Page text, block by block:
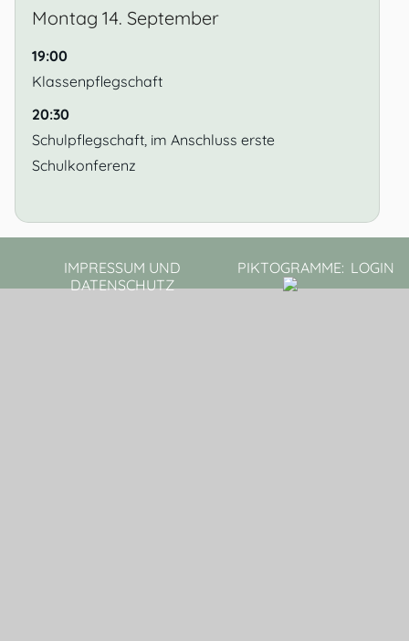
Montag 14. September
19:00
Klassenpflegschaft
20:30
Schulpflegschaft, im Anschluss erste
Schulkonferenz
IMPRESSUM UND
DATENSCHUTZ
PIKTOGRAMME: LOGIN